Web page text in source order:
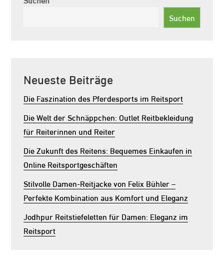
Suchen
Neueste Beiträge
Die Faszination des Pferdesports im Reitsport
Die Welt der Schnäppchen: Outlet Reitbekleidung
für Reiterinnen und Reiter
Die Zukunft des Reitens: Bequemes Einkaufen in
Online Reitsportgeschäften
Stilvolle Damen-Reitjacke von Felix Bühler –
Perfekte Kombination aus Komfort und Eleganz
Jodhpur Reitstiefeletten für Damen: Eleganz im
Reitsport